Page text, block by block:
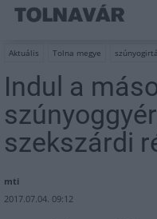
Aktuális Tolna megye
Indul a
szekszárdi
mti
2017.07.04. 09:12